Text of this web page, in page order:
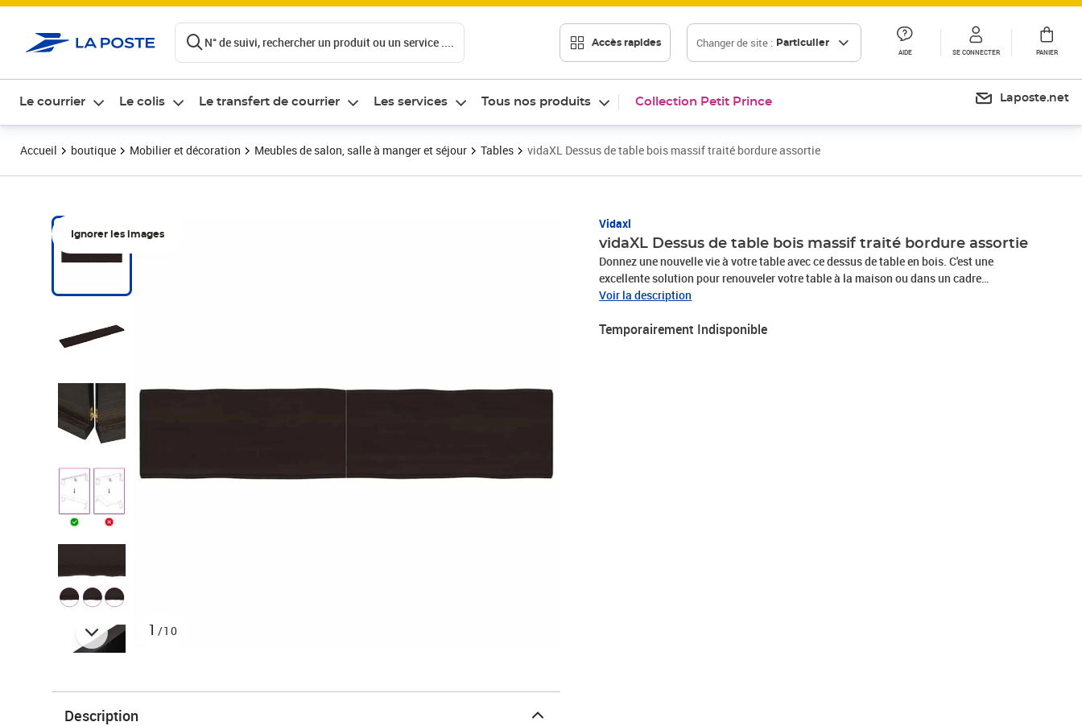
N° de suivi, rechercher un produit ou un service .... Accès rapides Changer de site : Particulier
AIDE SE CONNECTER PANIER
Le courrier Le colis Le transfert de courrier Les services Tous nos produits Collection Petit Prince Laposte.net
Accueil boutique Mobilier et décoration Meubles de salon, salle à manger et séjour Tables vidaXL Dessus de table bois massif traité bordure assortie
Ignorer les images
1 /10
Vidaxl
vidaXL Dessus de table bois massif traité bordure assortie
Donnez une nouvelle vie à votre table avec ce dessus de table en bois. C'est une
excellente solution pour renouveler votre table à la maison ou dans un cadre
commercial. Construction durable : le dessus de table est en bois de chêne massif, un
et un grain dense, ce qui contribue à son aspect unique. Grâce à ses charnières, la
Voir la description
Temporairement Indisponible
Description